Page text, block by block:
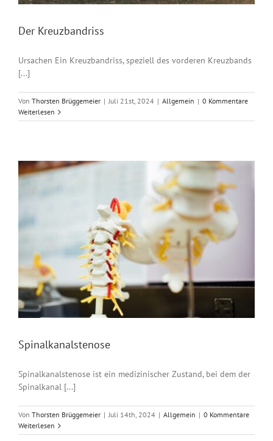
Der Kreuzbandriss
Ursachen Ein Kreuzbandriss, speziell des vorderen Kreuzbands
[...]
Von Thorsten Brüggemeier | Juli 21st, 2024 | Allgemein | 0 Kommentare
Weiterlesen
Spinalkanalstenose
Spinalkanalstenose ist ein medizinischer Zustand, bei dem der
Spinalkanal [...]
Von Thorsten Brüggemeier | Juli 14th, 2024 | Allgemein | 0 Kommentare
Weiterlesen